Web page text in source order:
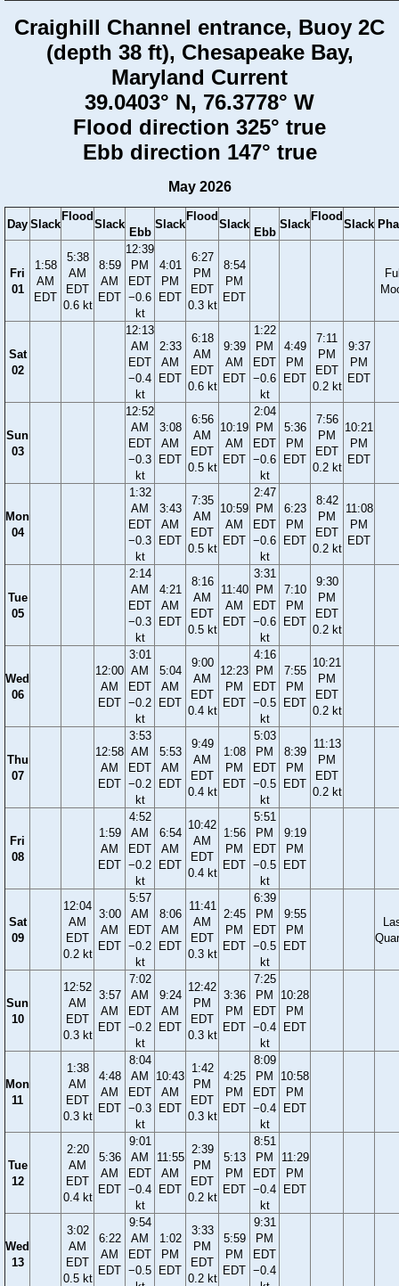
Craighill Channel entrance, Buoy 2C
(depth 38 ft), Chesapeake Bay,
Maryland Current
39.0403° N, 76.3778° W
Flood direction 325° true
Ebb direction 147° true
May 2026
Day Slack
Flood
Slack
Ebb
Slack
Flood
Slack
Ebb
Slack
Flood
Slack
Fri
01
1:58
AM
EDT
5:38
AM
EDT
0.6 kt
8:59
AM
EDT
12:39
PM
EDT
−0.6
kt
4:01
PM
EDT
6:27
PM
EDT
0.3 kt
8:54
PM
EDT
Sat
02
12:13
AM
EDT
−0.4
kt
2:33
AM
EDT
6:18
AM
EDT
0.6 kt
9:39
AM
EDT
1:22
PM
EDT
−0.6
kt
4:49
PM
EDT
7:11
PM
EDT
0.2 kt
9:37
PM
EDT
Sun
03
12:52
AM
EDT
−0.3
kt
3:08
AM
EDT
6:56
AM
EDT
0.5 kt
10:19
AM
EDT
2:04
PM
EDT
−0.6
kt
5:36
PM
EDT
7:56
PM
EDT
0.2 kt
10:21
PM
EDT
Mon
04
1:32
AM
EDT
−0.3
kt
3:43
AM
EDT
7:35
AM
EDT
0.5 kt
10:59
AM
EDT
2:47
PM
EDT
−0.6
kt
6:23
PM
EDT
8:42
PM
EDT
0.2 kt
11:08
PM
EDT
Tue
05
2:14
AM
EDT
−0.3
kt
4:21
AM
EDT
8:16
AM
EDT
0.5 kt
11:40
AM
EDT
3:31
PM
EDT
−0.6
kt
7:10
PM
EDT
9:30
PM
EDT
0.2 kt
Wed
06
12:00
AM
EDT
3:01
AM
EDT
−0.2
kt
5:04
AM
EDT
9:00
AM
EDT
0.4 kt
12:23
PM
EDT
4:16
PM
EDT
−0.5
kt
7:55
PM
EDT
10:21
PM
EDT
0.2 kt
Thu
07
12:58
AM
EDT
3:53
AM
EDT
−0.2
kt
5:53
AM
EDT
9:49
AM
EDT
0.4 kt
1:08
PM
EDT
5:03
PM
EDT
−0.5
kt
8:39
PM
EDT
11:13
PM
EDT
0.2 kt
Fri
08
1:59
AM
EDT
4:52
AM
EDT
−0.2
kt
6:54
AM
EDT
10:42
AM
EDT
0.4 kt
1:56
PM
EDT
5:51
PM
EDT
−0.5
kt
9:19
PM
EDT
Sat
09
12:04
AM
EDT
0.2 kt
3:00
AM
EDT
5:57
AM
EDT
−0.2
kt
8:06
AM
EDT
11:41
AM
EDT
0.3 kt
2:45
PM
EDT
6:39
PM
EDT
−0.5
kt
9:55
PM
EDT
Sun
10
12:52
AM
EDT
0.3 kt
3:57
AM
EDT
7:02
AM
EDT
−0.2
kt
9:24
AM
EDT
12:42
PM
EDT
0.3 kt
3:36
PM
EDT
7:25
PM
EDT
−0.4
kt
10:28
PM
EDT
Mon
11
1:38
AM
EDT
0.3 kt
4:48
AM
EDT
8:04
AM
EDT
−0.3
kt
10:43
AM
EDT
1:42
PM
EDT
0.3 kt
4:25
PM
EDT
8:09
PM
EDT
−0.4
kt
10:58
PM
EDT
Tue
12
2:20
AM
EDT
0.4 kt
5:36
AM
EDT
9:01
AM
EDT
−0.4
kt
11:55
AM
EDT
2:39
PM
EDT
0.2 kt
5:13
PM
EDT
8:51
PM
EDT
−0.4
kt
11:29
PM
EDT
Wed
13
3:02
AM
EDT
0.5 kt
6:22
AM
EDT
9:54
AM
EDT
−0.5
1:02
PM
EDT
3:33
PM
EDT
0.2 kt
5:59
PM
EDT
9:31
PM
EDT
−0.4